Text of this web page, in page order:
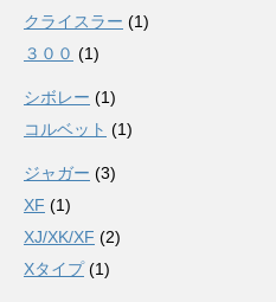
クライスラー (1)
３００ (1)
シボレー (1)
コルベット (1)
ジャガー (3)
XF (1)
XJ/XK/XF (2)
Xタイプ(1)